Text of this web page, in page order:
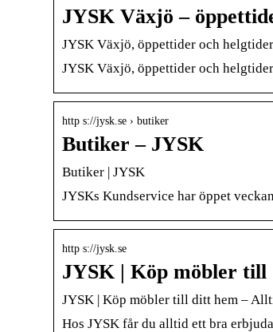
JYSK Växjö –
JYSK Växjö, öppettider och
JYSK Växjö, öppettider och
http s://jysk.se › butiker
Butiker – JYSK
Butiker | JYSK
JYSKs Kundservice har öppet
http s://jysk.se
JYSK | Köp möbler
JYSK | Köp möbler till ditt hem –
Hos JYSK får du alltid ett bra